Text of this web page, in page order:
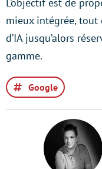
mieux intégrée,
d’IA jusqu’alors
gamme.
Google